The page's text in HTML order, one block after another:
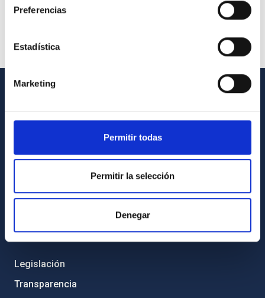
Preferencias
Estadística
Marketing
Permitir todas
Permitir la selección
Denegar
Biblioteca
Legislación
Transparencia